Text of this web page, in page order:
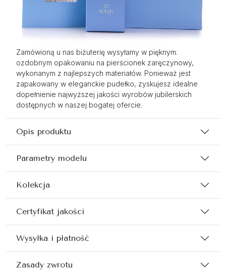
Zamówioną u nas biżuterię wysyłamy w pięknym.
ozdobnym opakowaniu na pierścionek zaręczynowy,
wykonanym z najlepszych materiałów. Ponieważ jest
zapakowany w eleganckie pudełko, zyskujesz idealne
dopełnienie najwyższej jakości wyrobów jubilerskich
dostępnych w naszej bogatej ofercie.
Opis produktu
Parametry modelu
Kolekcja
Certyfikat jakości
Wysyłka i płatność
Zasady zwrotu